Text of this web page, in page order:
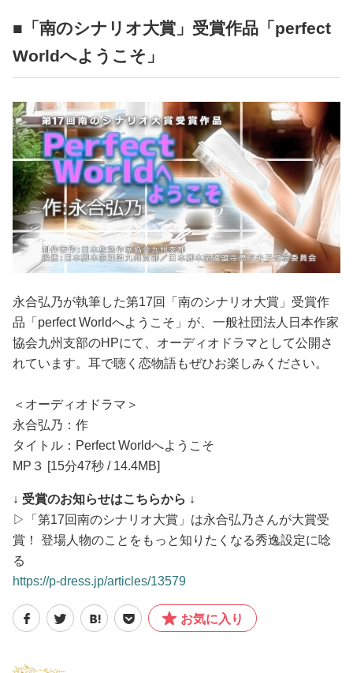
■「南のシナリオ大賞」受賞作品「perfect
Worldへようこそ」
永合弘乃が執筆した第17回「南のシナリオ大賞」受賞作
品「perfect Worldへようこそ」が、一般社団法人日本作家
協会九州支部のHPにて、オーディオドラマとして公開さ
れています。耳で聴く恋物語もぜひお楽しみください。
＜オーディオドラマ＞
永合弘乃：作
タイトル：Perfect Worldへようこそ
MP３ [15分47秒 / 14.4MB]
↓ 受賞のお知らせはこちらから ↓
▷「第17回南のシナリオ大賞」は永合弘乃さんが大賞受
賞！ 登場人物のことをもっと知りたくなる秀逸設定に唸
る
https://p-dress.jp/articles/13579
お気に入り